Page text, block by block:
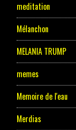
meditation
Mélanchon
MELANIA TRUMP
memes
Memoire de l'eau
Merdias